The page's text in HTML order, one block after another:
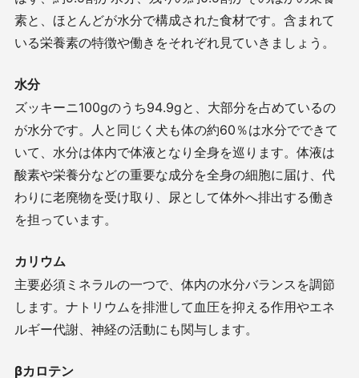
素と、ほとんどが水分で構成された食材です。含まれて
いる栄養素の特徴や働きをそれぞれ見ていきましょう。
水分
ズッキーニ100gのうち94.9gと、大部分を占めているの
が水分です。人と同じく犬も体の約60 ％は水分でできて
いて、水分は体内で体液となり全身を巡ります。体液は
酸素や栄養分などの重要な成分を全身の細胞に届け、代
わりに老廃物を受け取り、尿として体外へ排出する働き
を担っています。
カリウム
主要必須ミネラルの一つで、体内の水分バランスを調節
します。ナトリウムを排泄して血圧を抑える作用やエネ
ルギー代謝、神経の活動にも関与します。
βカロテン